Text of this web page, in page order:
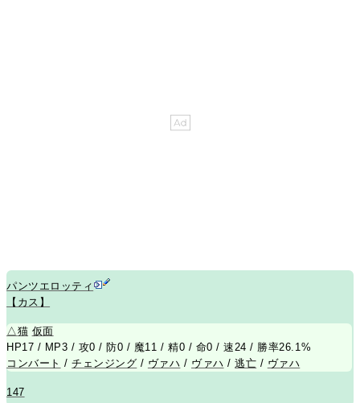
パンツエロッティ
【カス】
△猫 仮面
HP17 / MP3 / 攻0 / 防0 / 魔11 / 精0 / 命0 / 速24 / 勝率26.1%
コンバート /チェンジング / ヴァハ / ヴァハ /逃亡 / ヴァハ
147